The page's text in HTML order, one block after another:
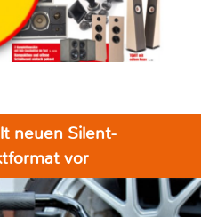
neuen Silent-
vor